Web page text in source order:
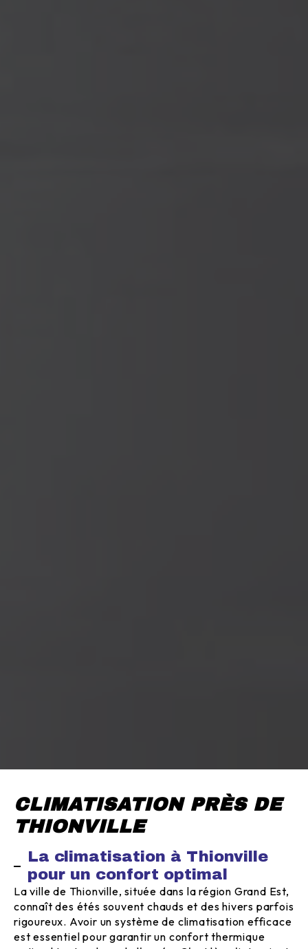
CLIMATISATION PRÈS DE
THIONVILLE
La climatisation à Thionville
pour un confort optimal
La ville de Thionville, située dans la région Grand Est,
connaît des étés souvent chauds et des hivers parfois
rigoureux. Avoir un système de climatisation efficace
est essentiel pour garantir un confort thermique